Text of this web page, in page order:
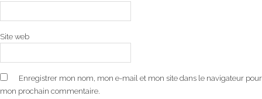
Site web
Enregistrer mon nom, mon e-mail et mon site dans le navigateur pour
mon prochain commentaire.